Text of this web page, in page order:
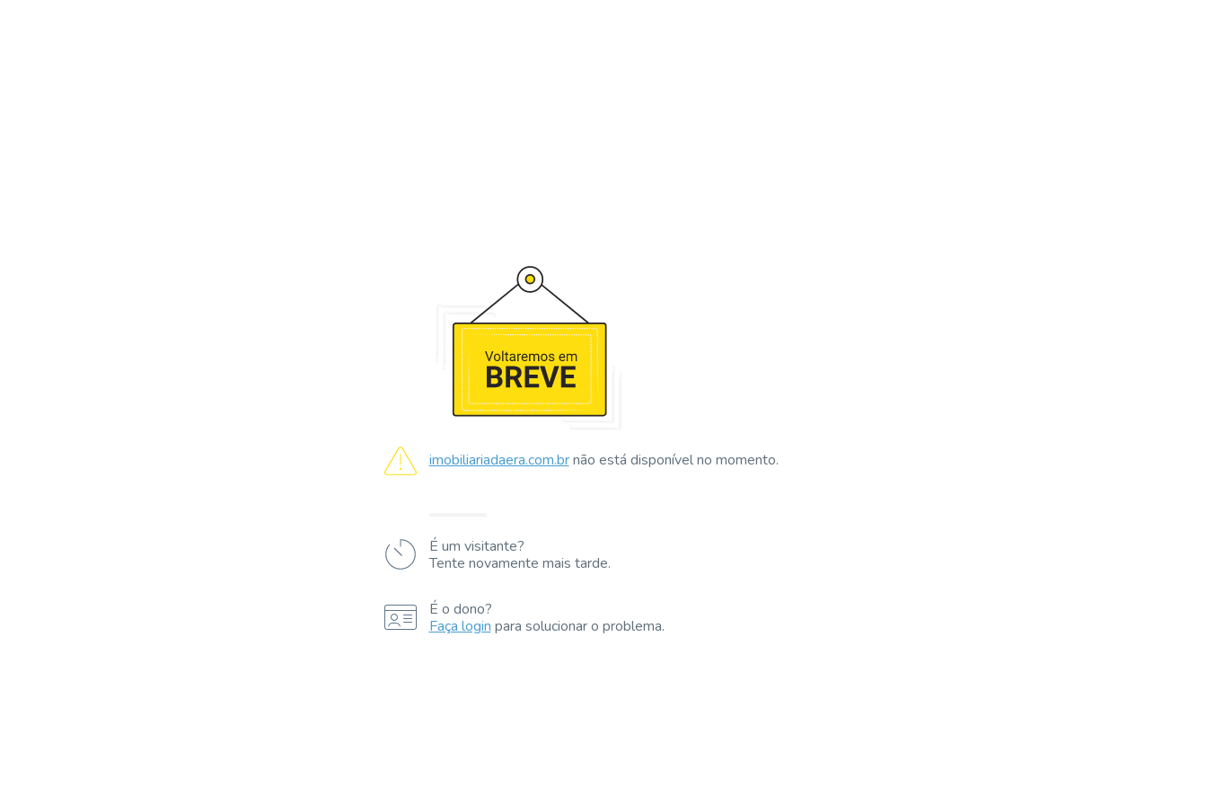
imobiliariadaera.com.brnão está disponível no momento.
É um visitante?
Tente novamente mais tarde.
É o dono?
Faça login para solucionar o problema.